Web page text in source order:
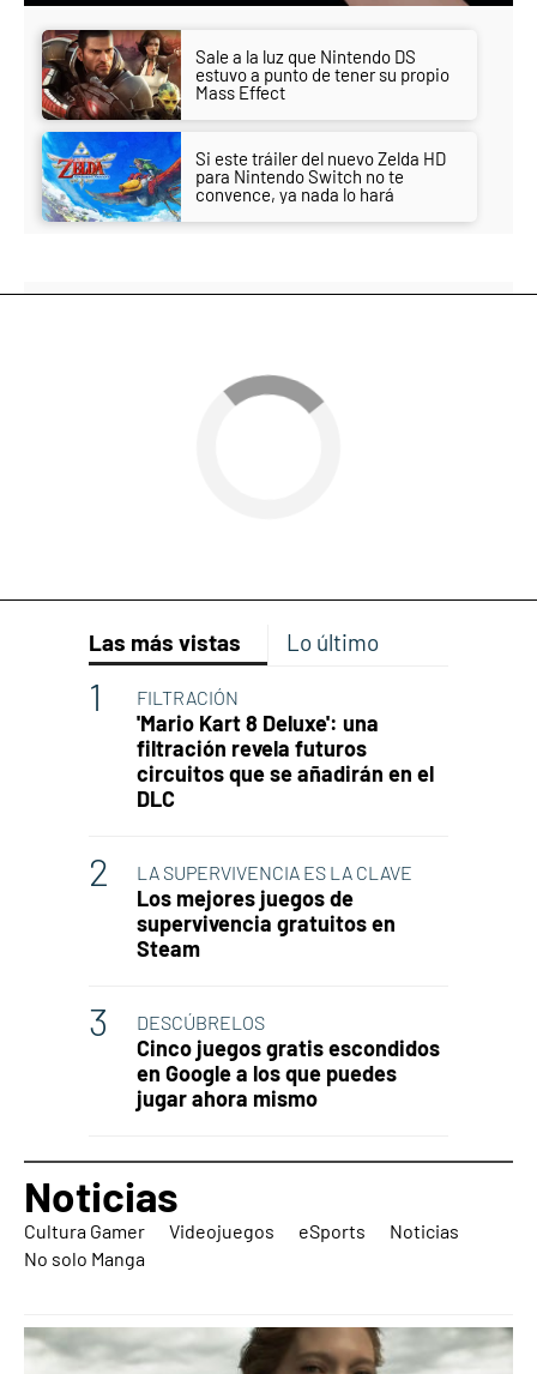
Sale a la luz que Nintendo DS
estuvo a punto de tener su propio
Mass Effect
Si este tráiler del nuevo Zelda HD
para Nintendo Switch no te
convence, ya nada lo hará
Las más vistas Lo último
FILTRACIÓN
'Mario Kart 8 Deluxe': una
filtración revela futuros
circuitos que se añadirán en el
DLC
LA SUPERVIVENCIA ES LA CLAVE
Los mejores juegos de
supervivencia gratuitos en
Steam
DESCÚBRELOS
Cinco juegos gratis escondidos
en Google a los que puedes
jugar ahora mismo
Noticias
Cultura Gamer Videojuegos eSports
Noticias
No solo Manga